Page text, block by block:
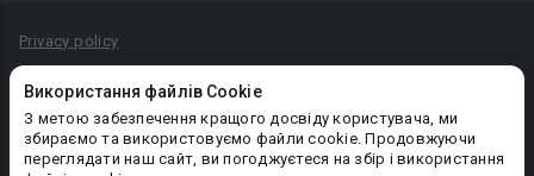
Використання файлів Cookie
З метою забезпечення кращого досвіду користувача, ми
збираємо та використовуємо файли cookie. Продовжуючи
переглядати наш сайт, ви погоджуєтеся на збір і використання
Privacy policy
Політика конфіденційності
Правила публікації авторського контенту